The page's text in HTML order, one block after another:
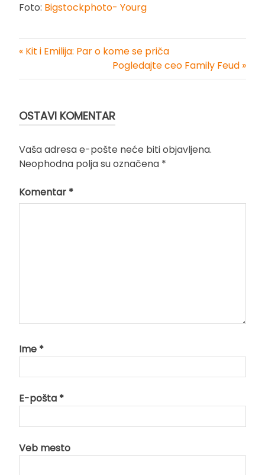
Foto: Bigstockphoto- Yourg
« Kit i Emilija: Par o kome se priča
Pogledajte ceo Family Feud »
OSTAVI KOMENTAR
Vaša adresa e-pošte neće biti objavljena.
Neophodna polja su označena *
Komentar *
Ime *
E-pošta *
Veb mesto